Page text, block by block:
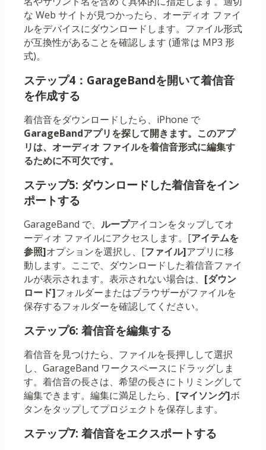
な Web サイトが見つかったら、オーディオ ファイ
ルをデバイスにダウンロードします。ファイル形式
が互換性があることを確認します (通常は MP3 形
式)。
ステップ4：GarageBandを開いて着信音
を作成する
着信音をダウンロードしたら、iPhone で
GarageBandアプリを探して開きます。このアプ
リは、オーディオ ファイルを着信音形式に編集す
るために不可欠です。
ステップ5: ダウンロードした着信音をイン
ポートする
GarageBand で、 ループアイコンをタップしてオ
ーディオ ファイルにアクセスします。[アイテムを
参照]オプションを選択し、[ファイル]アプリに移
動します。ここで、ダウンロードした着信音ファイ
ルが表示されます。表示されない場合は、 [ダウン
ロード]フォルダーまたはブラウザーがファイルを
保存するフォルダーを確認してください。
ステップ6: 着信音を編集する
着信音を見つけたら、ファイルを長押しして選択
し、GarageBand ワークスペースにドラッグしま
す。着信音の長さは、希望の長さにトリミングして
編集できます。編集に満足したら、 [マイソング]ボ
タンをタップしてプロジェクトを保存します。
ステップ7: 着信音をエクスポートする